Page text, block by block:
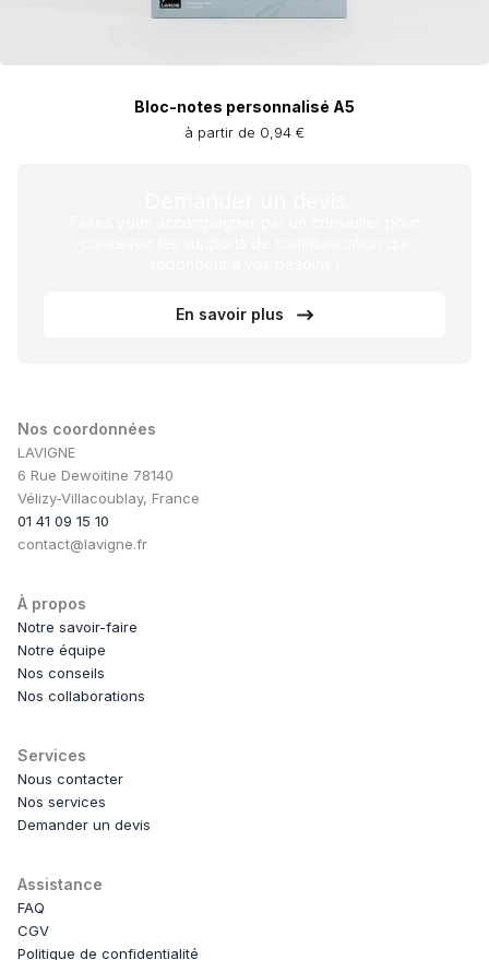
Bloc-notes personnalisé A5
à partir de 0,94 €
En savoir plus
Nos coordonnées
LAVIGNE
6 Rue Dewoitine 78140
Vélizy-Villacoublay, France
01 41 09 15 10
contact@lavigne.fr
À propos
Notre savoir-faire
Notre équipe
Nos conseils
Nos collaborations
Services
Nous contacter
Nos services
Demander un devis
Assistance
FAQ
CGV
Politique de confidentialité